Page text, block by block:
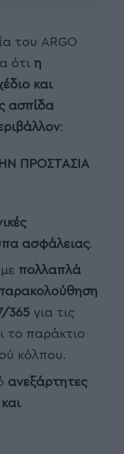
του ARGO
ότι η
και
ασπίδα
:
ΠΡΟΣΤΑΣΙΑ
ασφάλειας.
πολλαπλά
365 για τις
το παράκτιο
κόλπου.
ανεξάρτητες